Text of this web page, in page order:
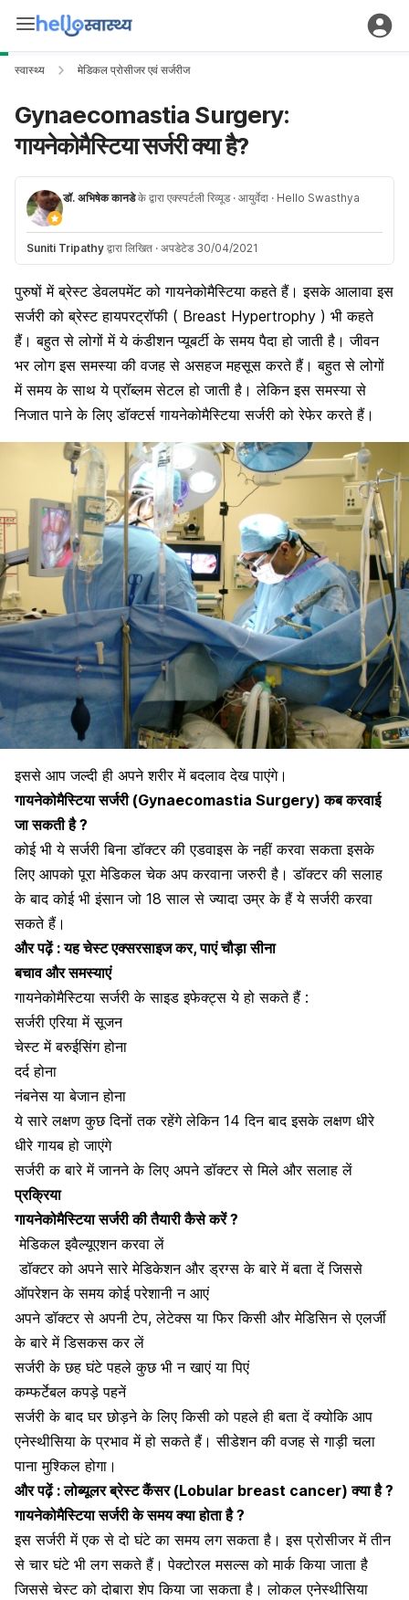
स्वास्थ्य मेडिकल प्रोसीजर एवं सर्जरीज
Gynaecomastia Surgery:
गायनेकोमैस्टिया सर्जरी क्या है?
डॉ. अभिषेक कानडेके द्वारा एक्स्पर्टली रिव्यूड · आयुर्वेदा · Hello Swasthya
Suniti Tripathy द्वारा लिखित · अपडेटेड 30/04/2021
पुरुषों में ब्रेस्ट डेवलपमेंट को गायनेकोमैस्टिया कहते हैं। इसके आलावा इस
सर्जरी को ब्रेस्ट हायपरट्रॉफी ( Breast Hypertrophy ) भी कहते
हैं। बहुत से लोगों में ये कंडीशन प्यूबर्टी के समय पैदा हो जाती है। जीवन
भर लोग इस समस्या की वजह से असहज महसूस करते हैं। बहुत से लोगों
में समय के साथ ये प्रॉब्लम सेटल हो जाती है। लेकिन इस समस्या से
निजात पाने के लिए डॉक्टर्स गायनेकोमैस्टिया सर्जरी को रेफेर करते हैं।
इससे आप जल्दी ही अपने शरीर में बदलाव देख पाएंगे।
गायनेकोमैस्टिया सर्जरी (Gynaecomastia Surgery) कब करवाई
जा सकती है ?
कोई भीये सर्जरी बिना डॉक्टर की एडवाइस के नहीं करवा सकता इसके
लिए आपको पूरा मेडिकल चेक अप करवाना जरुरी है। डॉक्टर की सलाह
के बाद कोई भी इंसान जो 18 साल से ज्यादा उम्र के हैं ये सर्जरी करवा
सकते हैं।
और पढ़ें :यह चेस्ट एक्सरसाइज कर, पाएं चौड़ा सीना
बचाव और समस्याएं
गायनेकोमैस्टिया सर्जरी के साइड इफेक्ट्स ये हो सकते हैं :
सर्जरी एरिया में सूजन
चेस्ट में बरुईसिंग होना
दर्द होना
नंबनेस या बेजान होना
ये सारे लक्षण कुछ दिनों तक रहेंगे लेकिन 14 दिन बाद इसके लक्षण धीरे
धीरे गायब हो जाएंगे
सर्जरी क बारे में जानने के लिए अपने डॉक्टर से मिले और सलाह लें
प्रक्रिया
गायनेकोमैस्टिया सर्जरी की तैयारी कैसे करें ?
मेडिकल इवैल्यूएशन करवा लें
डॉक्टर को अपने सारे मेडिकेशन और ड्रग्स के बारे में बता दें जिससे
ऑपरेशन के समय कोई परेशानी न आएं
अपने डॉक्टर से अपनी टेप, लेटेक्स या फिर किसी और मेडिसिन से एलर्जी
के बारे में डिसकस कर लें
सर्जरी के छह घंटे पहले कुछ भी न खाएं या पिएं
कम्फर्टेबल कपड़े पहनें
सर्जरी के बाद घर छोड़ने के लिए किसी को पहले ही बता दें क्योकि आप
एनेस्थीसिया के प्रभाव में हो सकते हैं। सीडेशन की वजह से गाड़ी चला
पाना मुश्किल होगा।
और पढ़ें :लोब्यूलर ब्रेस्ट कैंसर (Lobular breast cancer) क्या है ?
गायनेकोमैस्टिया सर्जरी के समय क्या होता है ?
इस सर्जरी में एक से दो घंटे का समय लग सकता है। इस प्रोसीजर में तीन
से चार घंटे भी लग सकते हैं।पेक्टोरल मसल्स को मार्क किया जाता है
जिससे चेस्ट को दोबारा शेप किया जा सकता है।लोकल एनेस्थीसिया